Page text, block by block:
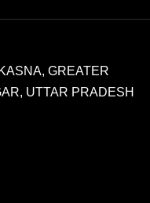
GREATER
UTTAR PRADESH